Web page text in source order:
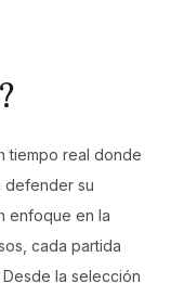
tiempo real donde
defender su
enfoque en la
cada partida
la selección